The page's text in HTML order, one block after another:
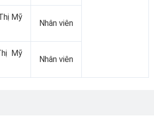
Mỹ
Nhân viên
Mỹ
Nhân viên